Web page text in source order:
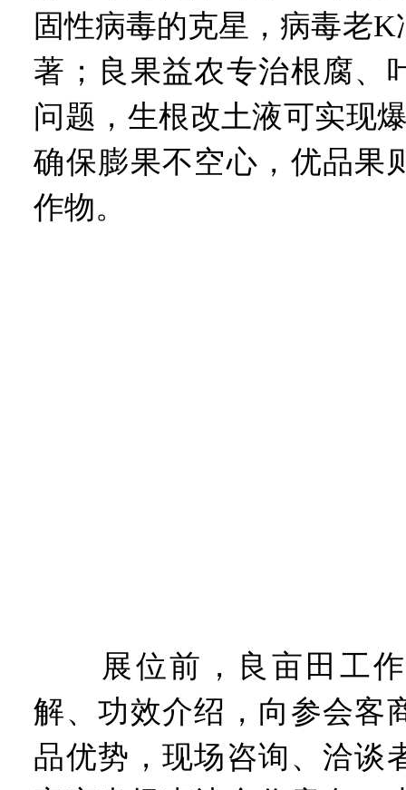
固性病毒的克星，病毒老
著；良果益农专治根腐、
问题，生根改土液可实现
确保膨果不空心，优品果
作物。
展位前，良亩田工作
解、功效介绍，向参会客
品优势，现场咨询、洽谈